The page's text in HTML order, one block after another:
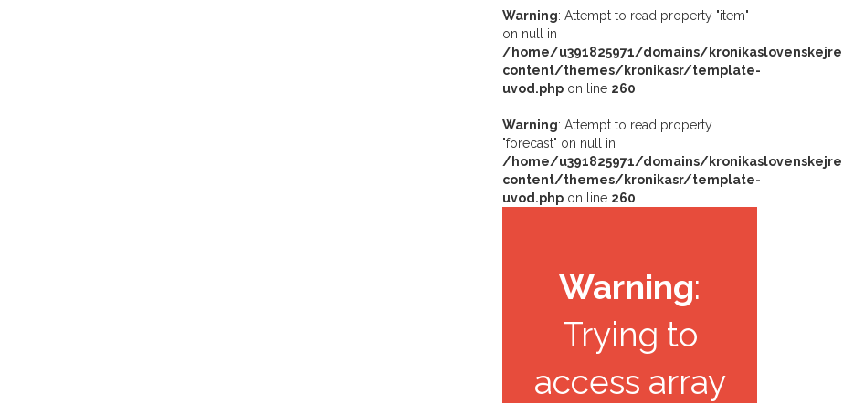
Warning: Attempt to read property "item"
on null in
/home/u391825971/domains/
content/themes/kronikasr/template-
uvod.php on line 260
Warning: Attempt to read property
"forecast" on null in
/home/u391825971/domains/
content/themes/kronikasr/template-
uvod.php on line 260
Warning:
Trying to
access array